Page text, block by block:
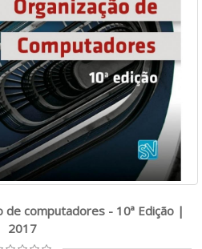
de computadores - 10ª Edição |
2017